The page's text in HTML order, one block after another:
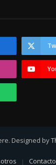
Designed by